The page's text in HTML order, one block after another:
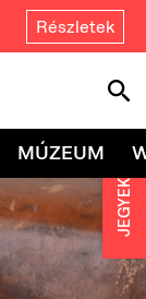
Részletek
MÚZEUM
JEGYEK